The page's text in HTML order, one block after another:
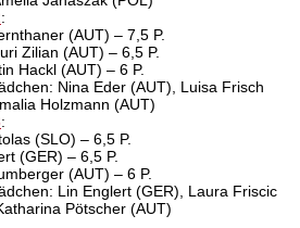
:
(AUT) – 7,5 P.
Zilian (AUT) – 6,5 P.
Hackl (AUT) – 6 P.
Nina Eder (AUT), Luisa Frisch
Holzmann (AUT)
:
(SLO) – 6,5 P.
(GER) – 6,5 P.
(AUT) – 6 P.
Lin Englert (GER), Laura Friscic
Pötscher (AUT)